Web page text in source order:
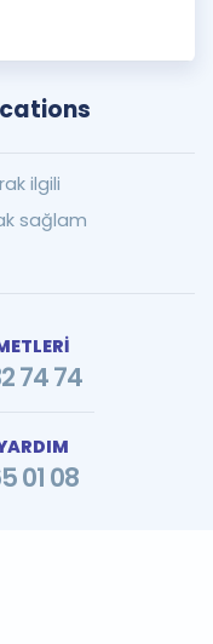
ilgili
sağlam
74 74
01 08